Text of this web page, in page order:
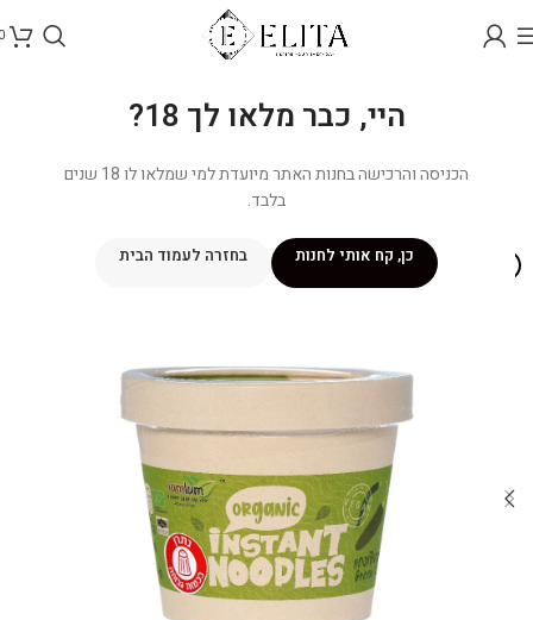
היי, כבר מלאו לך 18?
הכניסה והרכישה בחנות האתר מיועדת למי שמלאו לו 18 שנים
בלבד.
כן, קח אותי לחנות בחזרה לעמוד הבית